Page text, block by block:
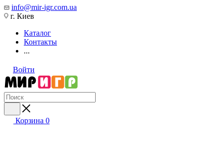
info@mir-igr.com.ua
г. Киев
Каталог
Контакты
...
Войти
Корзина 0